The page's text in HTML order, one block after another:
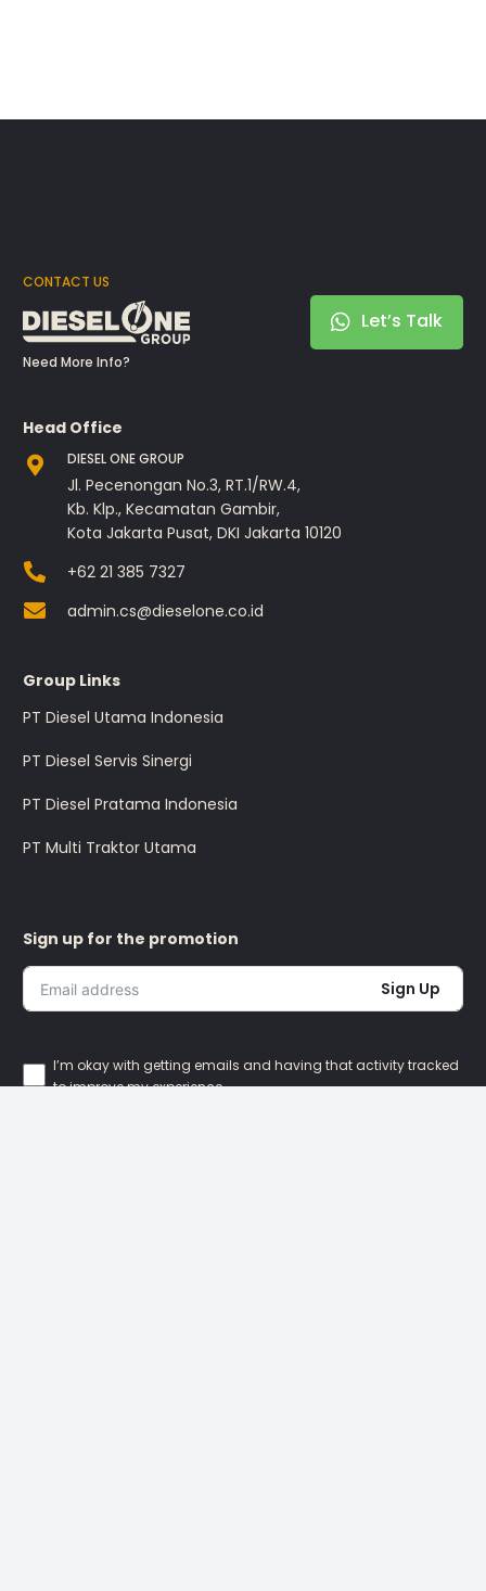
CONTACT US
Need More Info?
Let’s Talk
Head Office
DIESEL ONE GROUP
Jl. Pecenongan No.3, RT.1/RW.4,
Kb. Klp., Kecamatan Gambir,
Kota Jakarta Pusat, DKI Jakarta 10120
+62 21 385 7327
admin.cs@dieselone.co.id
Group Links
PT Diesel Utama Indonesia
PT Diesel Servis Sinergi
PT Diesel Pratama Indonesia
PT Multi Traktor Utama
Sign up for the promotion
Sign Up
I’m okay with getting emails and having that activity tracked
to improve my experience.